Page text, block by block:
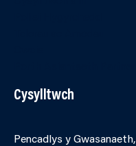
Cysylltwch
Pencadlys y Gwasanaeth,